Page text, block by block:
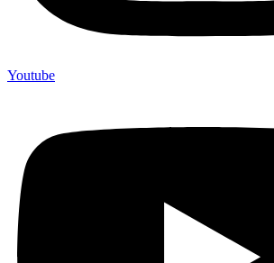
Youtube